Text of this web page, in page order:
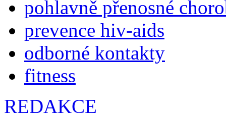
pohlavně přenosné
prevence hiv-aids
odborné kontakty
fitness
REDAKCE